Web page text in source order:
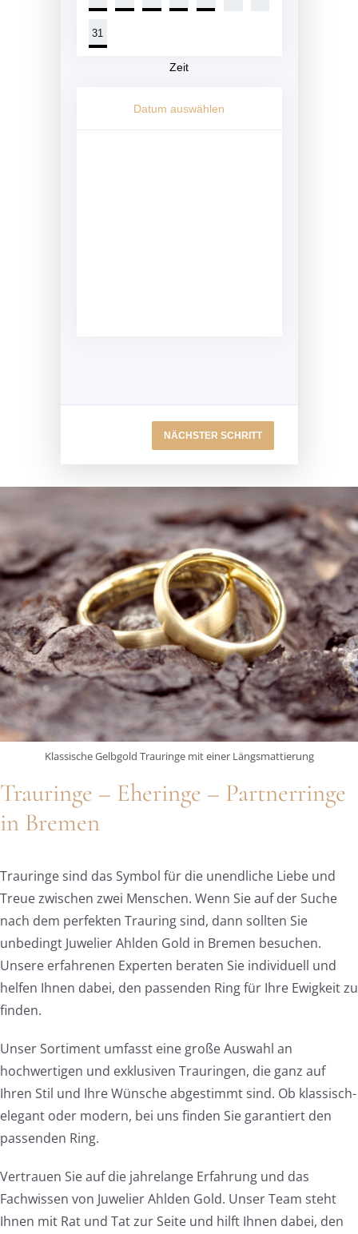
31
Zeit
Datum auswählen
NÄCHSTER SCHRITT
Klassische Gelbgold Trauringe mit einer Längsmattierung
Trauringe – Eheringe – Partnerringe
in Bremen
Trauringe sind das Symbol für die unendliche Liebe und
Treue zwischen zwei Menschen. Wenn Sie auf der Suche
nach dem perfekten Trauring sind, dann sollten Sie
unbedingt Juwelier Ahlden Gold in Bremen besuchen.
Unsere erfahrenen Experten beraten Sie individuell und
helfen Ihnen dabei, den passenden Ring für Ihre Ewigkeit zu
finden.
Unser Sortiment umfasst eine große Auswahl an
hochwertigen und exklusiven Trauringen, die ganz auf
Ihren Stil und Ihre Wünsche abgestimmt sind. Ob klassisch-
elegant oder modern, bei uns finden Sie garantiert den
passenden Ring.
Vertrauen Sie auf die jahrelange Erfahrung und das
Fachwissen von Juwelier Ahlden Gold. Unser Team steht
Ihnen mit Rat und Tat zur Seite und hilft Ihnen dabei, den